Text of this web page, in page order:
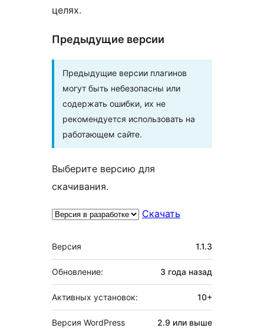
целях.
Предыдущие версии
Предыдущие версии плагинов
могут быть небезопасны или
содержать ошибки, их не
рекомендуется использовать на
работающем сайте.
Выберите версию для
скачивания.
Скачать
Мета
Версия 1.1.3
Обновление: 3 года назад
Активных установок: 10+
Версия WordPress 2.9 или выше